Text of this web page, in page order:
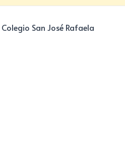
San José Rafaela